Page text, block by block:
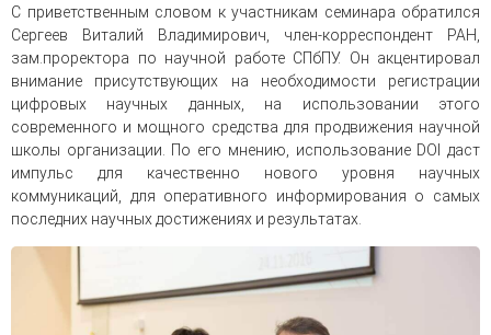
С приветственным словом к участникам семинара обратился
Сергеев Виталий Владимирович, член-корреспондент РАН,
зам.проректора по научной работе СПбПУ. Он акцентировал
внимание присутствующих на необходимости регистрации
цифровых научных данных, на использовании этого
современного и мощного средства для продвижения научной
школы организации. По его мнению, использование DOI даст
импульс для качественно нового уровня научных
коммуникаций, для оперативного информирования о самых
последних научных достижениях и результатах.